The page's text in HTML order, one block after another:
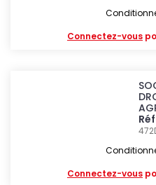
Connectez-vous
Connectez-vous